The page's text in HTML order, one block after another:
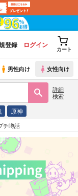
登録 ログイン
カート
男性向け 女性向け
詳細
検索
原神
チ噂話